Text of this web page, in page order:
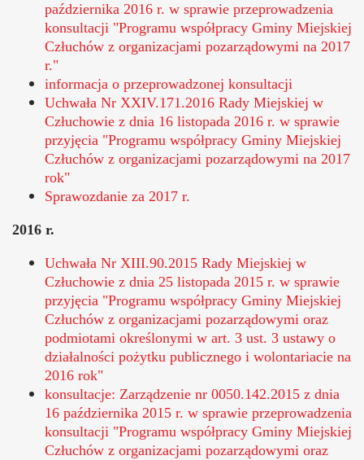
października 2016 r. w sprawie przeprowadzenia
konsultacji "Programu współpracy Gminy Miejskiej
Człuchów z organizacjami pozarządowymi na 2017
r."
informacja o przeprowadzonej konsultacji
Uchwała Nr XXIV.171.2016 Rady Miejskiej w
Człuchowie z dnia 16 listopada 2016 r. w sprawie
przyjęcia "Programu współpracy Gminy Miejskiej
Człuchów z organizacjami pozarządowymi na 2017
rok"
Sprawozdanie za 2017 r.
2016 r.
Uchwała Nr XIII.90.2015 Rady Miejskiej w
Człuchowie z dnia 25 listopada 2015 r. w sprawie
przyjęcia "Programu współpracy Gminy Miejskiej
Człuchów z organizacjami pozarządowymi oraz
podmiotami określonymi w art. 3 ust. 3 ustawy o
działalności pożytku publicznego i wolontariacie na
2016 rok"
konsultacje: Zarządzenie nr 0050.142.2015 z dnia
16 października 2015 r. w sprawie przeprowadzenia
konsultacji "Programu współpracy Gminy Miejskiej
Człuchów z organizacjami pozarządowymi oraz